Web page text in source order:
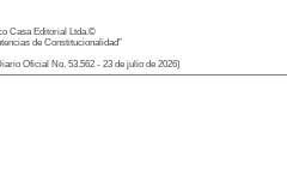
Casa Editorial Ltda.©
de Constitucionalidad"
Oficial No. 53.562 - 23 de julio de 2026)